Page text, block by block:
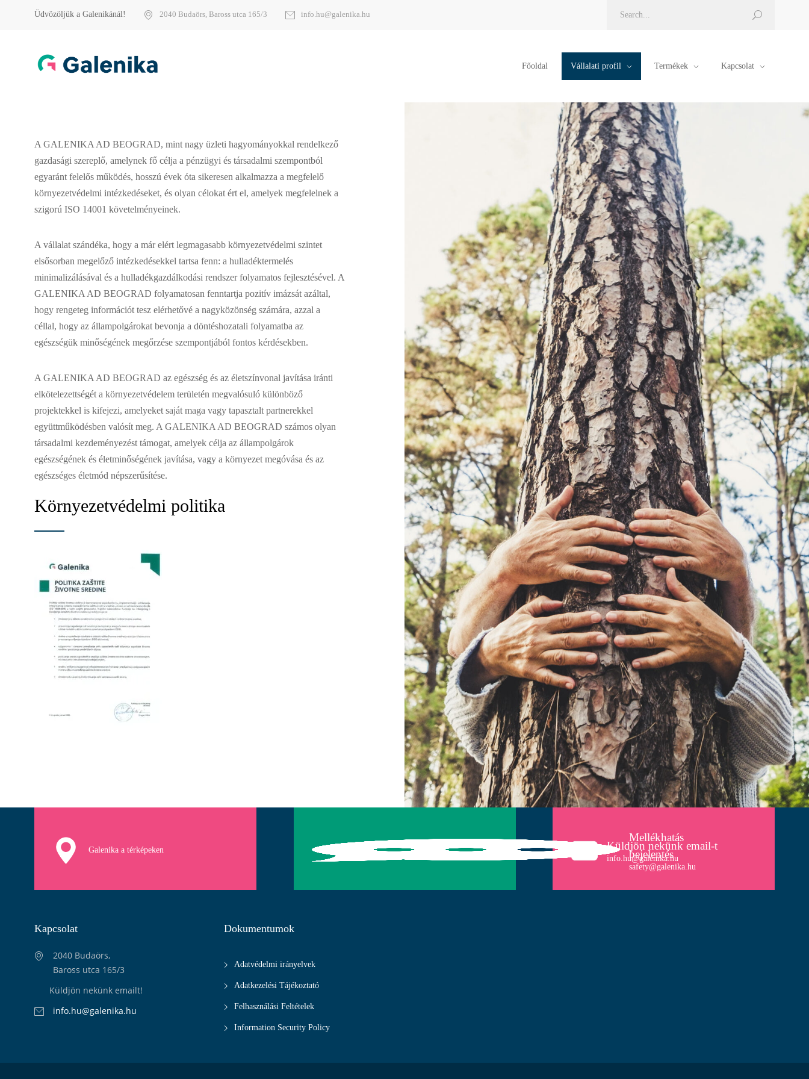
Üdvözöljük a Galenikánál! 2040 Budaörs, Baross utca 165/3 info.hu@galenika.hu
Főoldal Vállalati profil Termékek Kapcsolat
A GALENIKA AD BEOGRAD, mint nagy üzleti hagyományokkal rendelkező
gazdasági szereplő, amelynek fő célja a pénzügyi és társadalmi szempontból
egyaránt felelős működés, hosszú évek óta sikeresen alkalmazza a megfelelő
környezetvédelmi intézkedéseket, és olyan célokat ért el, amelyek megfelelnek a
szigorú ISO 14001 követelményeinek.
A vállalat szándéka, hogy a már elért legmagasabb környezetvédelmi szintet
elsősorban megelőző intézkedésekkel tartsa fenn: a hulladéktermelés
minimalizálásával és a hulladékgazdálkodási rendszer folyamatos fejlesztésével. A
GALENIKA AD BEOGRAD folyamatosan fenntartja pozitív imázsát azáltal,
hogy rengeteg információt tesz elérhetővé a nagyközönség számára, azzal a
céllal, hogy az állampolgárokat bevonja a döntéshozatali folyamatba az
egészségük minőségének megőrzése szempontjából fontos kérdésekben.
A GALENIKA AD BEOGRAD az egészség és az életszínvonal javítása iránti
elkötelezettségét a környezetvédelem területén megvalósuló különböző
projektekkel is kifejezi, amelyeket saját maga vagy tapasztalt partnerekkel
együttműködésben valósít meg. A GALENIKA AD BEOGRAD számos olyan
társadalmi kezdeményezést támogat, amelyek célja az állampolgárok
egészségének és életminőségének javítása, vagy a környezet megóvása és az
egészséges életmód népszerűsítése.
Környezetvédelmi politika
Galenika a térképeken
Mellékhatás
bejelentés
safety@galenika.hu
Küldjön nekünk email-t
info.hu@galenika.hu
Kapcsolat
2040 Budaörs,
Baross utca 165/3
Küldjön nekünk emailt!
info.hu@galenika.hu
Dokumentumok
Adatvédelmi irányelvek
Adatkezelési Tájékoztató
Felhasználási Feltételek
Information Security Policy